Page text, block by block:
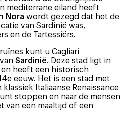
mediterrane eiland heeft
Nora wordt gezegd dat het de
van Sardinië was,
en de Tartessiërs.
kunt u Cagliari
Sardinië. Deze stad ligt in
heeft een historisch
eeuw. Het is een stad met
Italiaanse Renaissance
stoppen en naar de mensen
van een maaltijd of een